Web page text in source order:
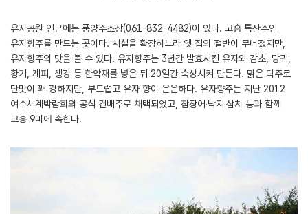
유자공원 인근에는 풍양주조장(061-832-4482)이 있다. 고흥 특산주인
유자향주를 만드는 곳이다. 시설을 확장하느라 옛 집의 절반이 무너졌지만,
유자향주의 맛을 볼 수 있다. 유자향주는 3년간 발효시킨 유자와 감초, 당귀,
황기, 계피, 생강 등 한약재를 넣은 뒤 20일간 숙성시켜 만든다. 맑은 탁주로
단맛이 꽤 강하지만, 부드럽고 유자 향이 은은하다. 유자향주는 지난 2012
여수세계박람회의 공식 건배주로 채택되었고, 참장어‧낙지‧삼치 등과 함께
고흥 9미에 속한다.